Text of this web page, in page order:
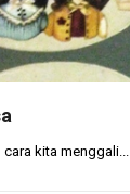
kita menggali...